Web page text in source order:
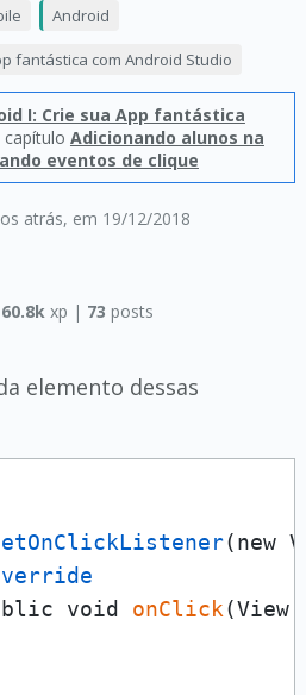
atrás, em 19/12/2018
Android
fantástica com Android Studio
I: Crie sua App fantástica
capítulo Adicionando alunos na
eventos de clique
60.8k xp | 73 posts
elemento dessas
(new
void
onClick